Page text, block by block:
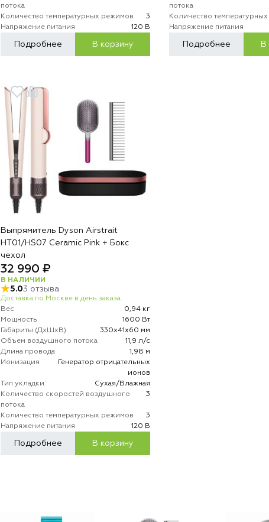
потока
Количество температурных режимов
3
Напряжение питания
120 В
Подробнее В корзину
потока
Количество
Напряжение питания
Подробнее В
Выпрямитель Dyson Airstrait
HT01/HS07 Ceramic Pink + Бокс
чехол
32 990 ₽
В НАЛИЧИИ
5.03 отзыва
Доставка по Москве в день заказа.
Вес
0,94 кг
Мощность
1600 Вт
Габариты (ДхШхВ)
330х41х60 мм
Объем воздушного потока
11,9 л/с
Длина провода
1,98 м
Ионизация
Генератор отрицательных
ионов
Тип укладки
Сухая/Влажная
Количество скоростей воздушного
потока
3
Количество температурных режимов
3
Напряжение питания
120 В
Подробнее В корзину